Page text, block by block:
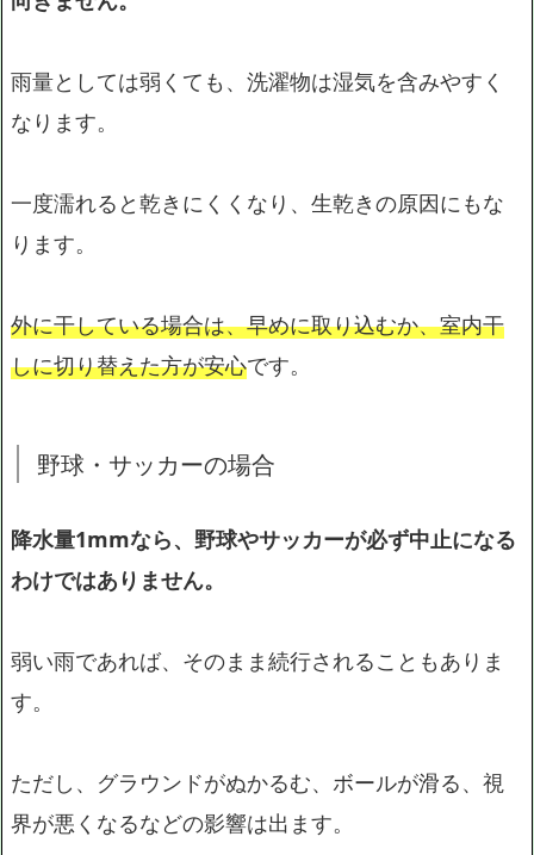
雨量としては弱くても、洗濯物は湿気を含みやすく
なります。
一度濡れると乾きにくくなり、生乾きの原因にもな
ります。
外に干している場合は、早めに取り込むか、室内干
しに切り替えた方が安心です。
野球・サッカーの場合
降水量1mmなら、野球やサッカーが必ず中止になる
わけではありません。
弱い雨であれば、そのまま続行されることもありま
す。
ただし、グラウンドがぬかるむ、ボールが滑る、視
界が悪くなるなどの影響は出ます。